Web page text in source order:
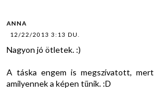
ANNA
12/22/2013 3:13 DU.
Nagyon jó ötletek. :)
A táska engem is megszívatott, mert
amilyennek a képen tűnik. :D